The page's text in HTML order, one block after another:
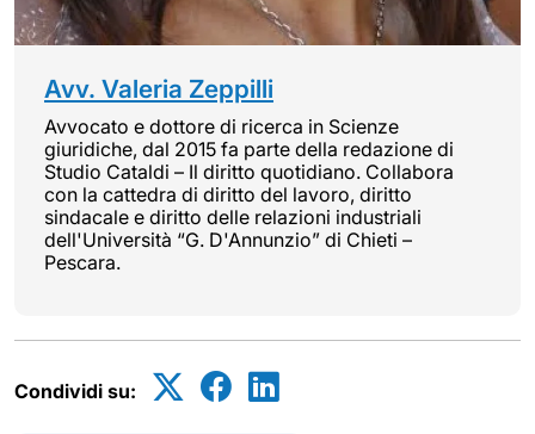
Avv. Valeria Zeppilli
Avvocato e dottore di ricerca in Scienze
giuridiche, dal 2015 fa parte della redazione di
Studio Cataldi – Il diritto quotidiano. Collabora
con la cattedra di diritto del lavoro, diritto
sindacale e diritto delle relazioni industriali
dell'Università “G. D'Annunzio” di Chieti –
Pescara.
Condividi su: